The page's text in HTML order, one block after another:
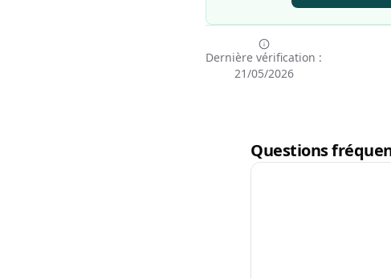
Dernière vérification :
21/05/2026
Questions